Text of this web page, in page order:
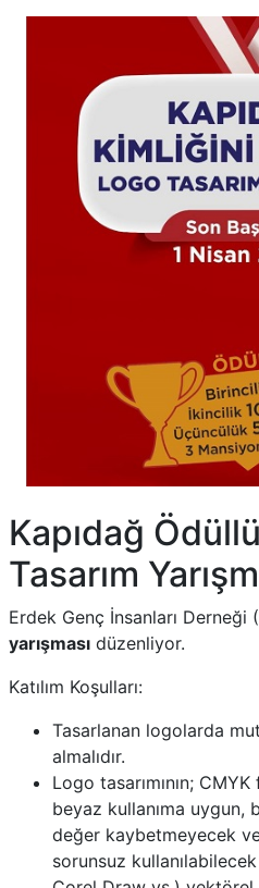
Kapıdağ
Tasarım
Erdek Genç İnsanları Derneği
yarışması düzenliyor.
Katılım Koşulları:
Tasarlanan logolarda
almalıdır.
Logo tasarımının;
beyaz kullanıma uygun,
değer kaybetmeyecek
sorunsuz